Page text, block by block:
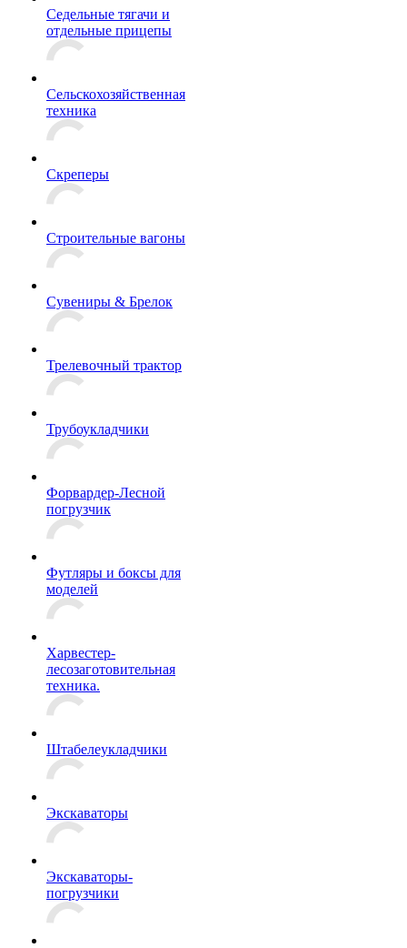
Седельные тягачи и
отдельные прицепы
Сельскохозяйственная
техника
Скреперы
Строительные вагоны
Сувениры & Брелок
Трелевочный трактор
Трубоукладчики
Форвардер-Лесной
погрузчик
Футляры и боксы для
моделей
Харвестер-
лесозаготовительная
техника.
Штабелеукладчики
Экскаваторы
Экскаваторы-
погрузчики